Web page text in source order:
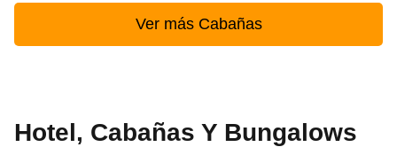
Ver más Cabañas
Hotel, Cabañas Y Bungalows